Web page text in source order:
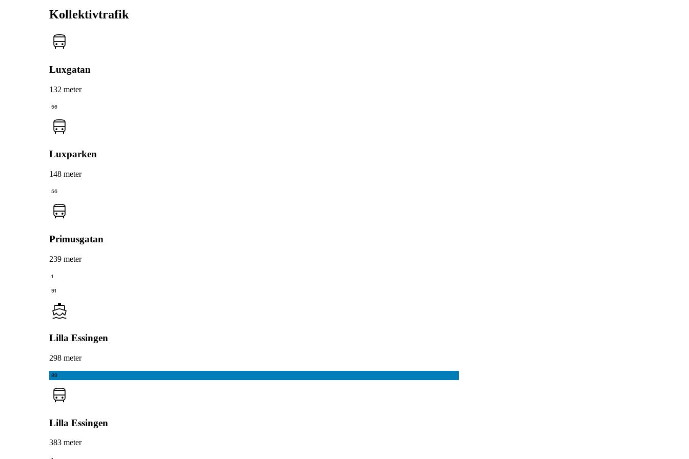
Kollektivtrafik
Luxgatan
132 meter
56
Luxparken
148 meter
56
Primusgatan
239 meter
1
91
Lilla Essingen
298 meter
89
Lilla Essingen
383 meter